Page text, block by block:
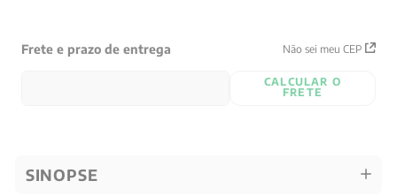
Frete e prazo de entrega Não sei meu CEP
CALCULAR O
FRETE
SINOPSE